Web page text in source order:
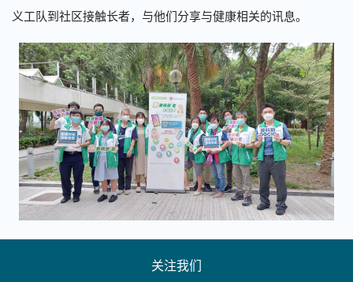
这个页面的主要内容
义工队到社区接触长者，与他们分享与健康相关的讯息。
关注我们